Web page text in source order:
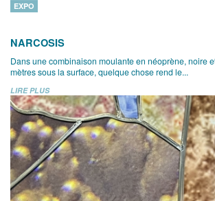
EXPO
NARCOSIS
Dans une combinaison moulante en néoprène, noire
mètres sous la surface, quelque chose rend le...
LIRE PLUS